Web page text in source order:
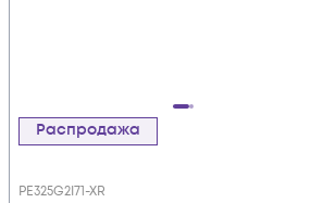
Распродажа
PE325G2I71-XR